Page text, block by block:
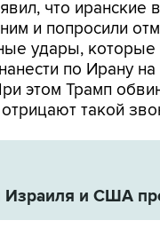
удары,
по Ирану на
этом Трамп
такой
и США
Дональд Трамп